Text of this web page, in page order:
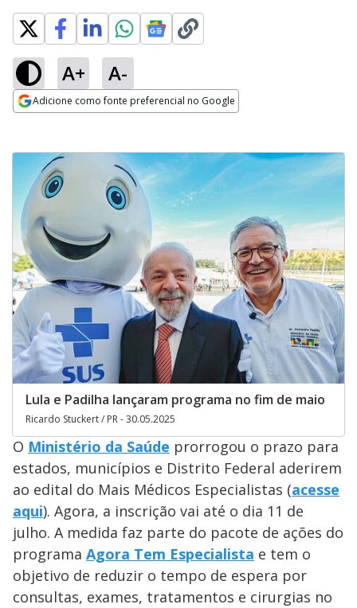
A+ A-
Adicione como fonte preferencial no Google
Lula e Padilha lançaram programa no fim de maio
Ricardo Stuckert / PR - 30.05.2025
O Ministério da Saúde prorrogou o prazo para
estados, municípios e Distrito Federal aderirem
ao edital do Mais Médicos Especialistas (acesse
aqui). Agora, a inscrição vai até o dia 11 de
julho. A medida faz parte do pacote de ações do
programa Agora Tem Especialista e tem o
objetivo de reduzir o tempo de espera por
consultas, exames, tratamentos e cirurgias no